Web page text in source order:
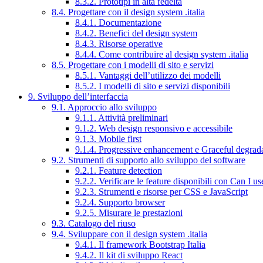
8.4. Progettare con il design system .italia
8.4.1. Documentazione
8.4.2. Benefici del design system
8.4.3. Risorse operative
8.4.4. Come contribuire al design system .italia
8.5. Progettare con i modelli di sito e servizi
8.5.1. Vantaggi dell’utilizzo dei modelli
8.5.2. I modelli di sito e servizi disponibili
9. Sviluppo dell’interfaccia
9.1. Approccio allo sviluppo
9.1.1. Attività preliminari
9.1.2. Web design responsivo e accessibile
9.1.3. Mobile first
9.1.4. Progressive enhancement e Graceful
9.2. Strumenti di supporto allo sviluppo del software
9.2.1. Feature detection
9.2.2. Verificare le feature disponibili con Can I
9.2.3. Strumenti e risorse per CSS e JavaScript
9.2.4. Supporto browser
9.2.5. Misurare le prestazioni
9.3. Catalogo del riuso
9.4. Sviluppare con il design system .italia
9.4.1. Il framework Bootstrap Italia
9.4.2. Il kit di sviluppo React